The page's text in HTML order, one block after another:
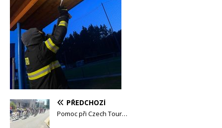
PŘEDCHOZÍ
Pomoc při Czech Tour…